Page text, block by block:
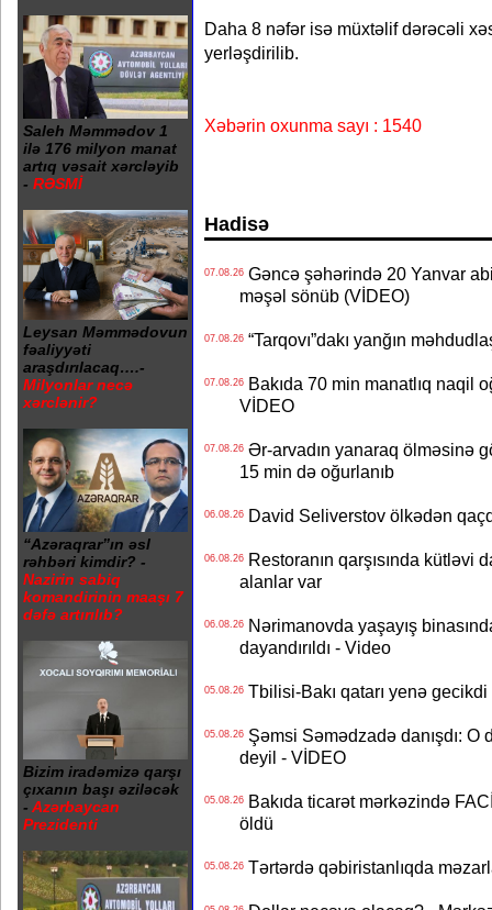
Saleh Məmmədov 1
ilə 176 milyon manat
artıq vəsait xərcləyib
- RƏSMİ
Leysan Məmmədovun
fəaliyyəti
araşdırılacaq….-
Milyonlar necə
xərclənir?
“Azəraqrar”ın əsl
rəhbəri kimdir? -
Nazirin sabiq
komandirinin maaşı 7
dəfə artırılıb?
Bizim iradəmizə qarşı
çıxanın başı əziləcək
- Azərbaycan
Prezidenti
Daha 8 nəfər isə müxtəlif dərəcəli
yerləşdirilib.
Xəbərin oxunma sayı : 1540
Hadisə
07.08.26Gəncə şəhərində 20 Yanvar
məşəl sönüb (VİDEO)
07.08.26“Tarqovı”dakı yanğın
07.08.26Bakıda 70 min manatlıq naqil
VİDEO
07.08.26Ər-arvadın yanaraq ölməsinə
15 min də oğurlanıb
06.08.26David Seliverstov ölkədən
06.08.26Restoranın qarşısında kütləvi
alanlar var
06.08.26Nərimanovda yaşayış
dayandırıldı - Video
05.08.26Tbilisi-Bakı qatarı yenə gecikdi
05.08.26Şəmsi Səmədzadə danışdı: O
deyil - VİDEO
05.08.26Bakıda ticarət mərkəzində
öldü
05.08.26Tərtərdə qəbiristanlıqda